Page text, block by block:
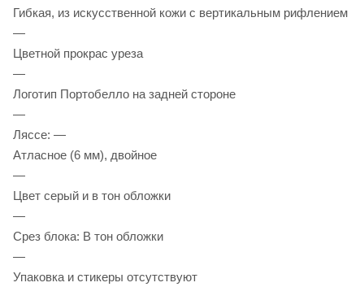
Гибкая, из искусственной кожи с вертикальным рифлением
—
Цветной прокрас уреза
—
Логотип Портобелло на задней стороне
—
Ляссе: —
Атласное (6 мм), двойное
—
Цвет серый и в тон обложки
—
Срез блока: В тон обложки
—
Упаковка и стикеры отсутствуют